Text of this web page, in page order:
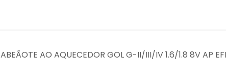
AO AQUECEDOR GOL G-II/III/IV 1.6/1.8 8V AP